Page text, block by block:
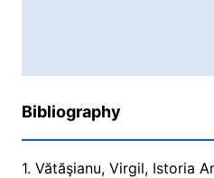
Bibliography
1. Vătăşianu, Virgil, Istoria